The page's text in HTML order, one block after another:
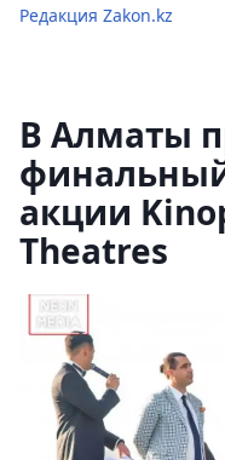
Редакция Zakon.kz
В Алматы
акции
Theatres